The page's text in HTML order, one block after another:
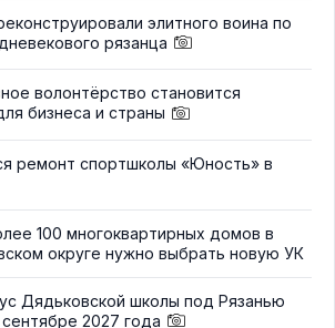
элитного воина по
рязанца
волонтёрство становится
бизнеса и страны
ремонт спортшколы «Юность» в
100 многоквартирных домов в
округе нужно выбрать новую УК
Дядьковской школы под Рязанью
2027 года